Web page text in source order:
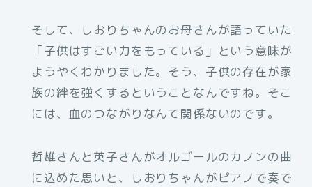
そして、しおりちゃんのお母さんが語っていた
「子供はすごい力をもっている」という意味が
ようやくわかりました。そう、子供の存在が家
族の絆を強くするということなんですね。そこ
には、血のつながりなんて関係ないのです。
哲雄さんと英子さんがオルゴールのカノンの曲
に込めた思いと、しおりちゃんがピアノで奏で